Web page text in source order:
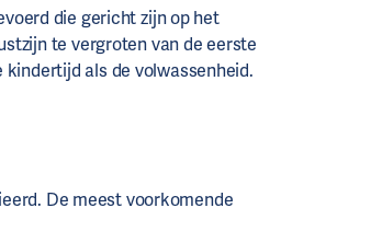
die gericht zijn op het
te vergroten van de eerste
als de volwassenheid.
De meest voorkomende